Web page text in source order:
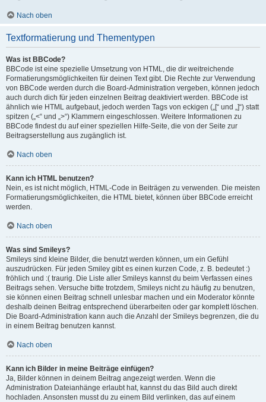
Nach oben
Textformatierung und Thementypen
Was ist BBCode?
BBCode ist eine spezielle Umsetzung von HTML, die dir weitreichende
Formatierungsmöglichkeiten für deinen Text gibt. Die Rechte zur Verwendung
von BBCode werden durch die Board-Administration vergeben, können jedoch
auch durch dich für jeden einzelnen Beitrag deaktiviert werden. BBCode ist
ähnlich wie HTML aufgebaut, jedoch werden Tags von eckigen („[“ und „]“) statt
spitzen („<“ und „>“) Klammern eingeschlossen. Weitere Informationen zu
BBCode findest du auf einer speziellen Hilfe-Seite, die von der Seite zur
Beitragserstellung aus zugänglich ist.
Nach oben
Kann ich HTML benutzen?
Nein, es ist nicht möglich, HTML-Code in Beiträgen zu verwenden. Die meisten
Formatierungsmöglichkeiten, die HTML bietet, können über BBCode erreicht
werden.
Nach oben
Was sind Smileys?
Smileys sind kleine Bilder, die benutzt werden können, um ein Gefühl
auszudrücken. Für jeden Smiley gibt es einen kurzen Code, z. B. bedeutet :)
fröhlich und :( traurig. Die Liste aller Smileys kannst du beim Verfassen eines
Beitrags sehen. Versuche bitte trotzdem, Smileys nicht zu häufig zu benutzen,
sie können einen Beitrag schnell unlesbar machen und ein Moderator könnte
deshalb deinen Beitrag entsprechend überarbeiten oder gar komplett löschen.
Die Board-Administration kann auch die Anzahl der Smileys begrenzen, die du
in einem Beitrag benutzen kannst.
Nach oben
Kann ich Bilder in meine Beiträge einfügen?
Ja, Bilder können in deinem Beitrag angezeigt werden. Wenn die
Administration Dateianhänge erlaubt hat, kannst du das Bild auch direkt
hochladen. Ansonsten musst du zu einem Bild verlinken, das auf einem